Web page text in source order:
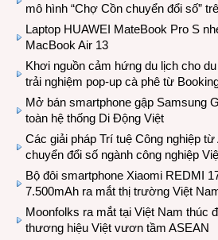
mô hình “Chợ Cồn chuyển đổi số”
Laptop HUAWEI MateBook Pro S
MacBook Air 13
Khơi nguồn cảm hứng du lịch cho
trải nghiệm pop-up cà phê từ
Mở bán smartphone gập Samsung
toàn hệ thống Di Động Việt
Các giải pháp Trí tuệ Công nghiệp
chuyển đổi số ngành công nghiệp
Bộ đôi smartphone Xiaomi REDMI
7.500mAh ra mắt thị trường Việt
Moonfolks ra mắt tại Việt Nam thúc
thương hiệu Việt vươn tầm ASEAN